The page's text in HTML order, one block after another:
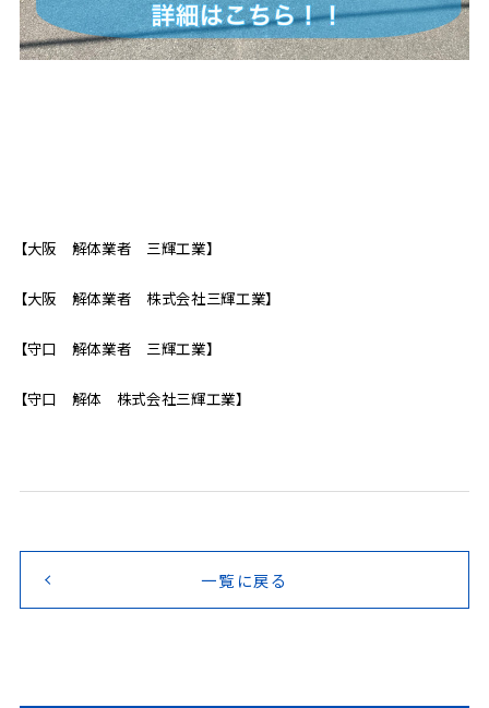
【大阪 解体業者 三輝工業】
【大阪 解体業者 株式会社三輝工業】
【守口 解体業者 三輝工業】
【守口 解体 株式会社三輝工業】
一覧に戻る